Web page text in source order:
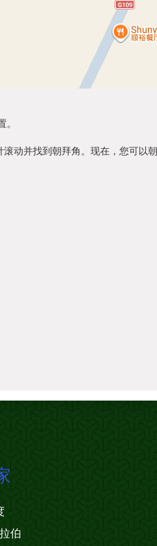
动并找到朝拜角。现在，您可以朝
伯